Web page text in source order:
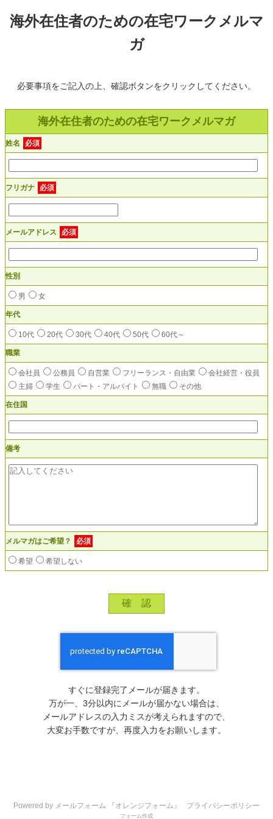
海外在住者のための在宅ワークメルマ
ガ
必要事項をご記入の上、確認ボタンをクリックしてください。
海外在住者のための在宅ワークメルマガ
姓名 必須
フリガナ 必須
メールアドレス 必須
性別
男 女
年代
10代 20代 30代 40代 50代 60代～
職業
会社員 公務員 自営業 フリーランス・自由業
会社経営・役員
主婦
学生 パート・アルバイト 無職 その他
在住国
備考
メルマガはご希望？ 必須
希望 希望しない
すぐに登録完了メールが届きます。
万が一、3分以内にメールが届かない場合は、
メールアドレスの入力ミスが考えられますので、
大変お手数ですが、再度入力をお願いします。
Powered by メールフォーム 『オレンジフォーム』 プライバシーポリシー
フォーム作成